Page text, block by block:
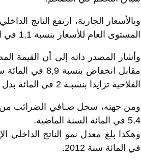
المستوى العام للأسعار بنسبة 1,1 في المائة .
الفلاحية تزايدا بنسبـة 2 في المائة بدل 4,3 في المائة سنة من قبل.
5,4 في المائة السنة الماضية.
في المائة سنة 2012.